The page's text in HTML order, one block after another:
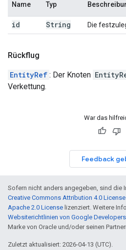
Name Typ
id String Die
Rückflug
EntityRef : Der Knoten
Verkettung.
War das
Feedback
Sofern nicht anders angegeben, sind die
Creative Commons Attribution 4.0 License
Apache 2.0 License lizenziert. Weitere
Websiterichtlinien von Google Developers
Marke von Oracle und/oder seinen
Zuletzt aktualisiert: 2026-04-13 (UTC).